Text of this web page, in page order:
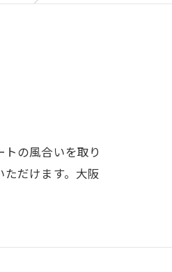
の風合いを取り
だけます。大阪